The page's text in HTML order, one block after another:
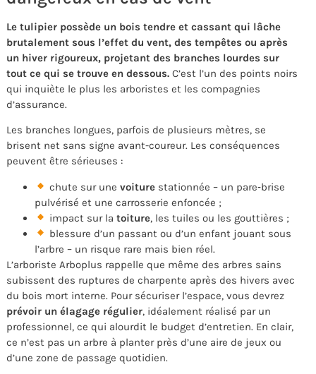
Le tulipier possède un bois tendre et cassant qui lâche
brutalement sous l’effet du vent, des tempêtes ou après
un hiver rigoureux, projetant des branches lourdes sur
tout ce qui se trouve en dessous. C’est l’un des points noirs
qui inquiète le plus les arboristes et les compagnies
d’assurance.
Les branches longues, parfois de plusieurs mètres, se
brisent net sans signe avant-coureur. Les conséquences
peuvent être sérieuses :
chute sur unevoiture stationnée – un pare‑brise
pulvérisé et une carrosserie enfoncée ;
impact sur latoiture, les tuiles ou les gouttières ;
blessure d’un passant ou d’un enfant jouant sous
l’arbre – un risque rare mais bien réel.
L’arboriste Arboplus rappelle que même des arbres sains
subissent des ruptures de charpente après des hivers avec
du bois mort interne. Pour sécuriser l’espace, vous devrez
prévoir un élagage régulier, idéalement réalisé par un
professionnel, ce qui alourdit le budget d’entretien. En clair,
ce n’est pas un arbre à planter près d’une aire de jeux ou
d’une zone de passage quotidien.